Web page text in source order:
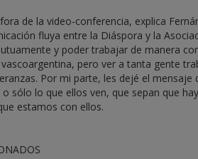
de la video-conferencia, explica
fluya entre la Diáspora y la
y poder trabajar de manera
pero ver a tanta gente
Por mi parte, les dejé el
sólo lo que ellos ven, que sepan que
estamos con ellos.